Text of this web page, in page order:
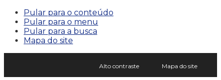
Pular para o conteúdo
Pular para o menu
Pular para a busca
Mapa do site
Alto contraste Mapa do site